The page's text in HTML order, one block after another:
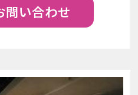
問い合わせ